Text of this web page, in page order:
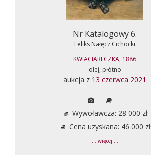
Nr Katalogowy 6.
Feliks Nałęcz Cichocki
KWIACIARECZKA, 1886
olej, płótno
aukcja z 13 czerwca 2021
Wywoławcza: 28 000 zł
Cena uzyskana: 46 000 zł
... więcej ...